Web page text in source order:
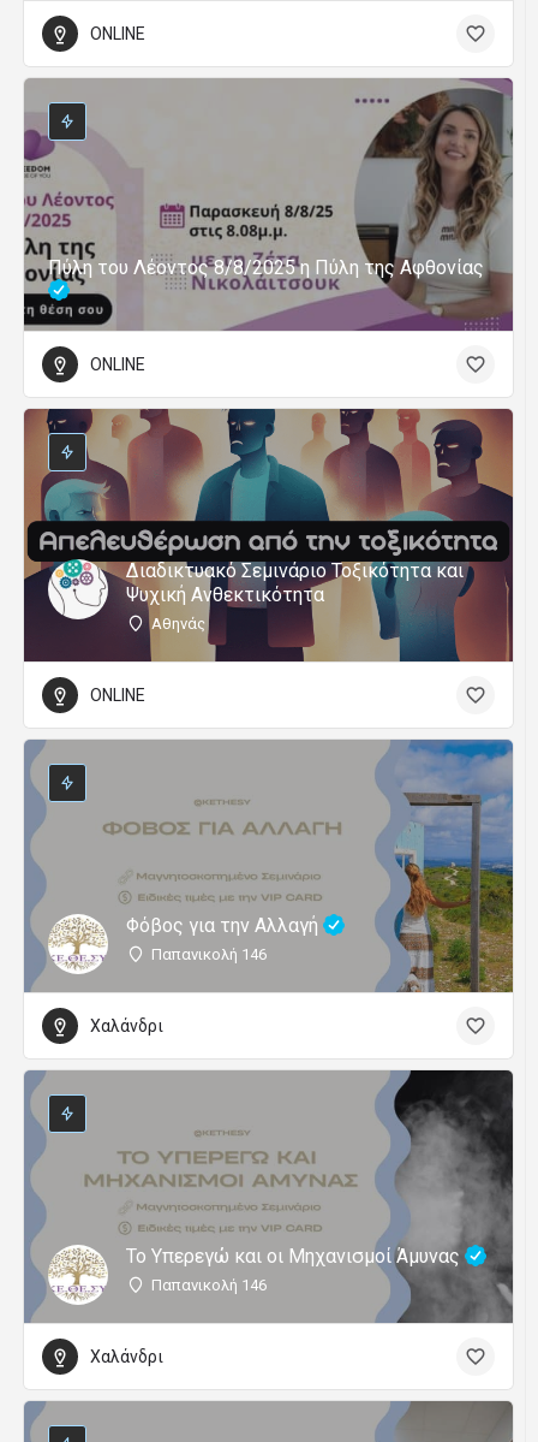
ONLINE
Πύλη του Λέοντος 8/8/2025 η Πύλη της Αφθονίας
ONLINE
Διαδικτυακό Σεμινάριο Τοξικότητα και
Ψυχική Ανθεκτικότητα
Αθηνάς
ONLINE
Φόβος για την Αλλαγή
Παπανικολή 146
Χαλάνδρι
Το Υπερεγώ και οι Μηχανισμοί Άμυνας
Παπανικολή 146
Χαλάνδρι